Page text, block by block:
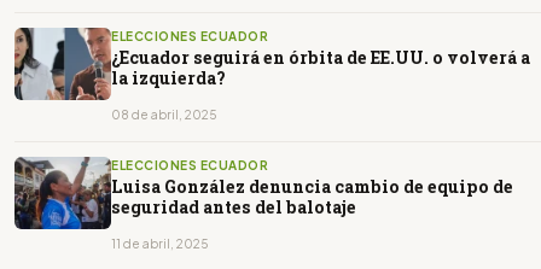
ELECCIONES ECUADOR
¿Ecuador seguirá en órbita de EE.UU. o volverá a
la izquierda?
08 de abril, 2025
ELECCIONES ECUADOR
Luisa González denuncia cambio de equipo de
seguridad antes del balotaje
11 de abril, 2025